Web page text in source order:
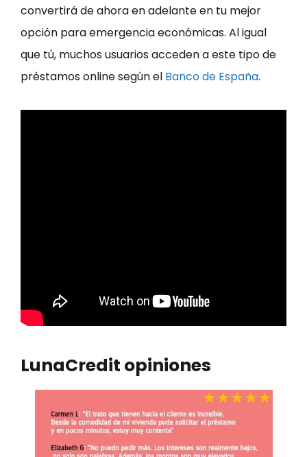
convertirá de ahora en adelante en tu mejor
opción para emergencia económicas. Al igual
que tú, muchos usuarios acceden a este tipo de
préstamos online según el Banco de España.
LunaCredit opiniones